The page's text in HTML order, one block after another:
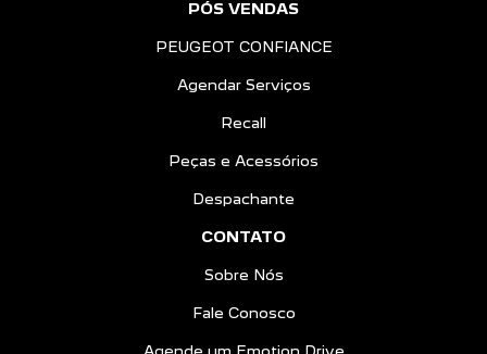
PÓS VENDAS
PEUGEOT CONFIANCE
Agendar Serviços
Recall
Peças e Acessórios
Despachante
CONTATO
Sobre Nós
Fale Conosco